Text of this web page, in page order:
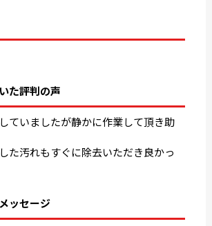
た評判の声
ていましたが静かに作業して頂き助
た汚れもすぐに除去いただき良かっ
ッセージ